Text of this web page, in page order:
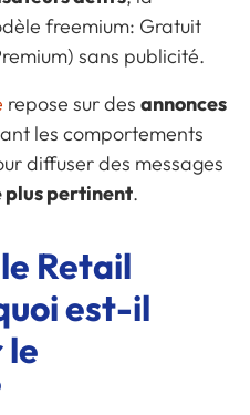
freemium: Gratuit
sans publicité.
repose sur des annonces
les comportements
diffuser des messages
plus pertinent.
Retail
est-il
le